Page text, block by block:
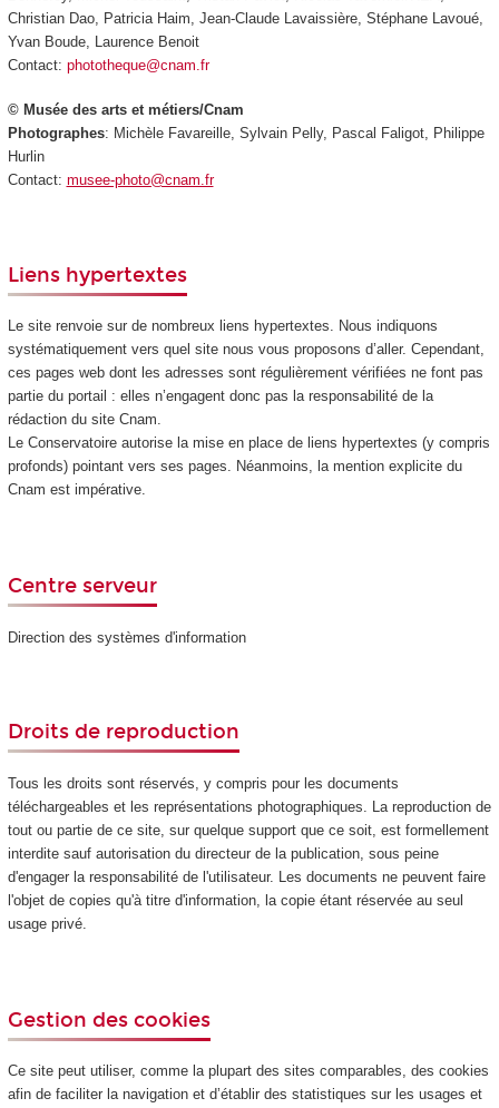
Christian Dao, Patricia Haim, Jean-Claude Lavaissière, Stéphane Lavoué,
Yvan Boude, Laurence Benoit
Contact: phototheque@cnam.fr
© Musée des arts et métiers/Cnam
Photographes: Michèle Favareille, Sylvain Pelly, Pascal Faligot, Philippe
Hurlin
Contact: musee-photo@cnam.fr
Liens hypertextes
Le site renvoie sur de nombreux liens hypertextes. Nous indiquons
systématiquement vers quel site nous vous proposons d’aller. Cependant,
ces pages web dont les adresses sont régulièrement vérifiées ne font pas
partie du portail : elles n’engagent donc pas la responsabilité de la
rédaction du site Cnam.
Le Conservatoire autorise la mise en place de liens hypertextes (y compris
profonds) pointant vers ses pages. Néanmoins, la mention explicite du
Cnam est impérative.
Centre serveur
Direction des systèmes d'information
Droits de reproduction
Tous les droits sont réservés, y compris pour les documents
téléchargeables et les représentations photographiques. La reproduction de
tout ou partie de ce site, sur quelque support que ce soit, est formellement
interdite sauf autorisation du directeur de la publication, sous peine
d'engager la responsabilité de l'utilisateur. Les documents ne peuvent faire
l'objet de copies qu'à titre d'information, la copie étant réservée au seul
usage privé.
Gestion des cookies
Ce site peut utiliser, comme la plupart des sites comparables, des cookies
afin de faciliter la navigation et d’établir des statistiques sur les usages et